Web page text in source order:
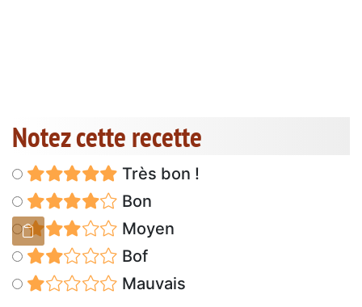
Notez cette recette
Très bon !
Bon
Moyen
Bof
Mauvais